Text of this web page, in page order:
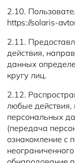
2.10.
https://solaris-
2.11.
действия,
данных
кругу лиц.
2.12.
любые
персональных
(передача
ознакомление с